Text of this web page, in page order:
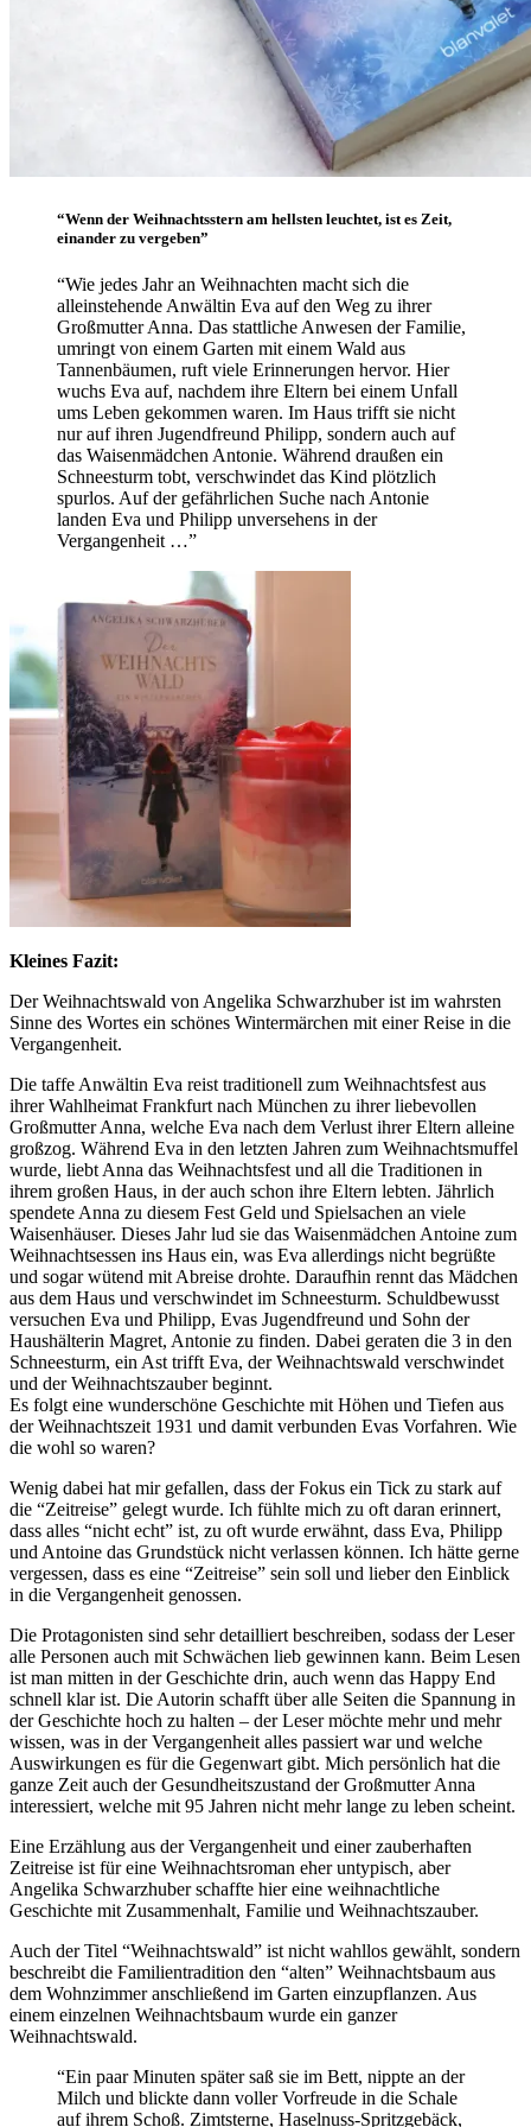
“Wenn der Weihnachtsstern am hellsten leuchtet, ist es Zeit,
einander zu vergeben”
“Wie jedes Jahr an Weihnachten macht sich die
alleinstehende Anwältin Eva auf den Weg zu ihrer
Großmutter Anna. Das stattliche Anwesen der Familie,
umringt von einem Garten mit einem Wald aus
Tannenbäumen, ruft viele Erinnerungen hervor. Hier
wuchs Eva auf, nachdem ihre Eltern bei einem Unfall
ums Leben gekommen waren. Im Haus trifft sie nicht
nur auf ihren Jugendfreund Philipp, sondern auch auf
das Waisenmädchen Antonie. Während draußen ein
Schneesturm tobt, verschwindet das Kind plötzlich
spurlos. Auf der gefährlichen Suche nach Antonie
landen Eva und Philipp unversehens in der
Vergangenheit …”
Kleines Fazit:
Der Weihnachtswald von Angelika Schwarzhuber ist im wahrsten
Sinne des Wortes ein schönes Wintermärchen mit einer Reise in die
Vergangenheit.
Die taffe Anwältin Eva reist traditionell zum Weihnachtsfest aus
ihrer Wahlheimat Frankfurt nach München zu ihrer liebevollen
Großmutter Anna, welche Eva nach dem Verlust ihrer Eltern alleine
großzog. Während Eva in den letzten Jahren zum Weihnachtsmuffel
wurde, liebt Anna das Weihnachtsfest und all die Traditionen in
ihrem großen Haus, in der auch schon ihre Eltern lebten. Jährlich
spendete Anna zu diesem Fest Geld und Spielsachen an viele
Waisenhäuser. Dieses Jahr lud sie das Waisenmädchen Antoine zum
Weihnachtsessen ins Haus ein, was Eva allerdings nicht begrüßte
und sogar wütend mit Abreise drohte. Daraufhin rennt das Mädchen
aus dem Haus und verschwindet im Schneesturm. Schuldbewusst
versuchen Eva und Philipp, Evas Jugendfreund und Sohn der
Haushälterin Magret, Antonie zu finden. Dabei geraten die 3 in den
Schneesturm, ein Ast trifft Eva, der Weihnachtswald verschwindet
und der Weihnachtszauber beginnt.
Es folgt eine wunderschöne Geschichte mit Höhen und Tiefen aus
der Weihnachtszeit 1931 und damit verbunden Evas Vorfahren. Wie
die wohl so waren?
Wenig dabei hat mir gefallen, dass der Fokus ein Tick zu stark auf
die “Zeitreise” gelegt wurde. Ich fühlte mich zu oft daran erinnert,
dass alles “nicht echt” ist, zu oft wurde erwähnt, dass Eva, Philipp
und Antoine das Grundstück nicht verlassen können. Ich hätte gerne
vergessen, dass es eine “Zeitreise” sein soll und lieber den Einblick
in die Vergangenheit genossen.
Die Protagonisten sind sehr detailliert beschreiben, sodass der Leser
alle Personen auch mit Schwächen lieb gewinnen kann. Beim Lesen
ist man mitten in der Geschichte drin, auch wenn das Happy End
schnell klar ist. Die Autorin schafft über alle Seiten die Spannung in
der Geschichte hoch zu halten – der Leser möchte mehr und mehr
wissen, was in der Vergangenheit alles passiert war und welche
Auswirkungen es für die Gegenwart gibt. Mich persönlich hat die
ganze Zeit auch der Gesundheitszustand der Großmutter Anna
interessiert, welche mit 95 Jahren nicht mehr lange zu leben scheint.
Eine Erzählung aus der Vergangenheit und einer zauberhaften
Zeitreise ist für eine Weihnachtsroman eher untypisch, aber
Angelika Schwarzhuber schaffte hier eine weihnachtliche
Geschichte mit Zusammenhalt, Familie und Weihnachtszauber.
Auch der Titel “Weihnachtswald” ist nicht wahllos gewählt, sondern
beschreibt die Familientradition den “alten” Weihnachtsbaum aus
dem Wohnzimmer anschließend im Garten einzupflanzen. Aus
einem einzelnen Weihnachtsbaum wurde ein ganzer
Weihnachtswald.
“Ein paar Minuten später saß sie im Bett, nippte an der
Milch und blickte dann voller Vorfreude in die Schale
auf ihrem Schoß. Zimtsterne, Haselnuss-Spritzgebäck,